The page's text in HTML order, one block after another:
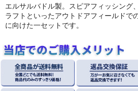
エルサルバドル製。スピアフィッシング
ラフトといったアウトドアフィールドで
に向けた一セットです。